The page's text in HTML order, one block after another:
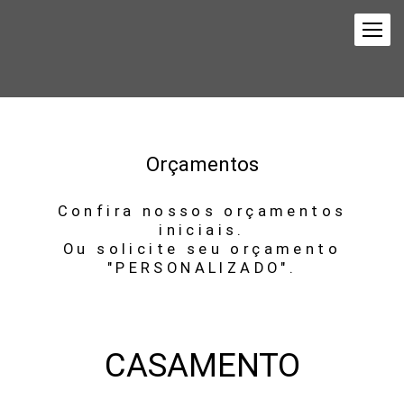
Orçamentos
Confira nossos orçamentos
iniciais.
Ou solicite seu orçamento
"PERSONALIZADO".
CASAMENTO